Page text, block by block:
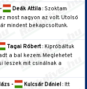
Deák Attila: Szoktam
most nagyon az volt. Utolsó
mindent bekapcsoltunk.
Tagai Róbert: Kipróbáltuk
a bal kezem. Meglehetet
leszek mit csinálnak a
- Kulcsár Dániel: Itt